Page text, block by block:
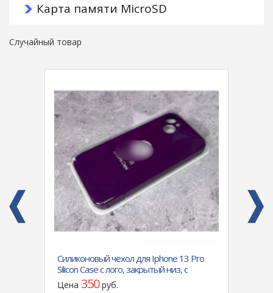
Карта памяти MicroSD
Случайный товар
Силиконовый чехол для Iphone 13 Pro
Silicon Case с лого, закрытый низ, с
защитой камеры, сиреневый
Цена 350руб.